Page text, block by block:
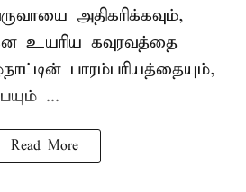
அதிகரிக்கவும்,
உயரிய கவுரவத்தை
பாரம்பரியத்தையும்,
...
Read More